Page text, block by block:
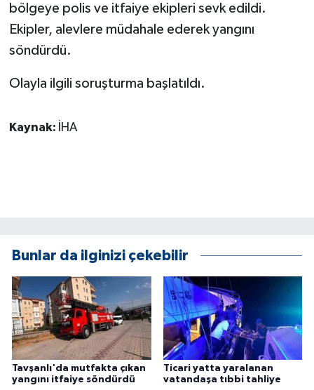
bölgeye polis ve itfaiye ekipleri sevk edildi.
Ekipler, alevlere müdahale ederek yangını
söndürdü.
Olayla ilgili soruşturma başlatıldı.
Kaynak: İHA
Bunlar da ilginizi çekebilir
Tavşanlı'da mutfakta çıkan
yangını itfaiye söndürdü
Ticari yatta yaralanan
vatandaşa tıbbi tahliye
İNSAN
İş Dünyası
Jandarma
Kadın
Sağlık
SİYASET
SPOR HABERLERİ